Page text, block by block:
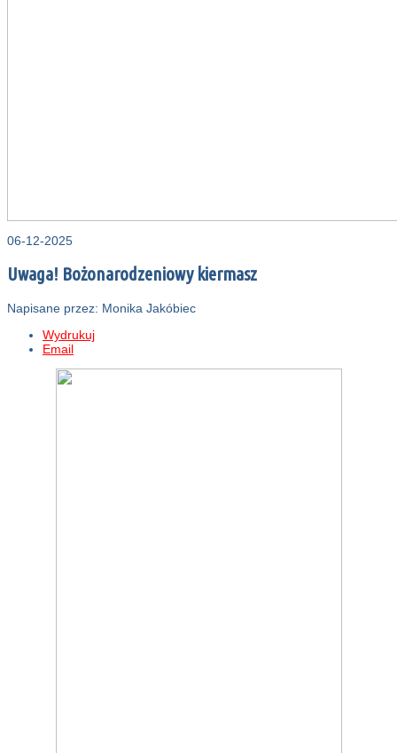
06-12-2025
Uwaga! Bożonarodzeniowy kiermasz
Napisane przez: Monika Jakóbiec
Wydrukuj
Email